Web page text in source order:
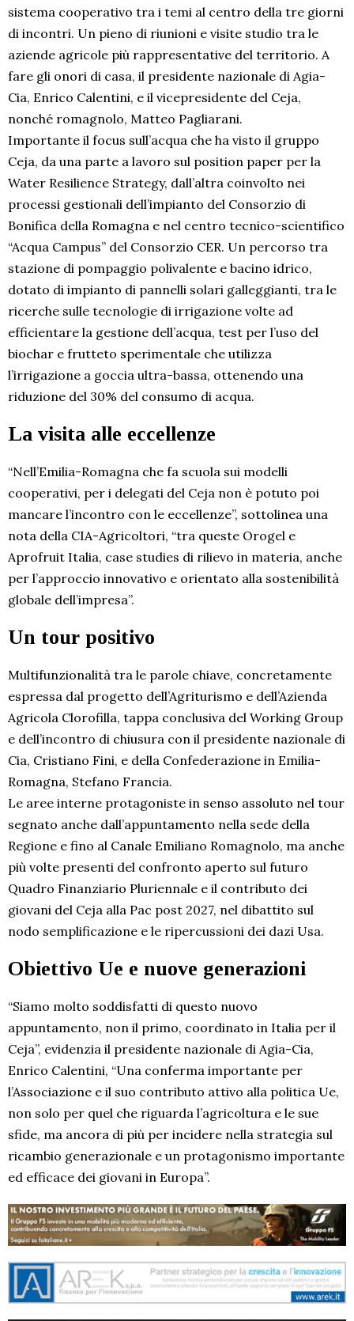
sistema cooperativo tra i temi al centro della tre giorni
di incontri. Un pieno di riunioni e visite studio tra le
aziende agricole più rappresentative del territorio. A
fare gli onori di casa, il presidente nazionale di Agia-
Cia, Enrico Calentini, e il vicepresidente del Ceja,
nonché romagnolo, Matteo Pagliarani.
Importante il focus sull’acqua che ha visto il gruppo
Ceja, da una parte a lavoro sul position paper per la
Water Resilience Strategy, dall’altra coinvolto nei
processi gestionali dell’impianto del Consorzio di
Bonifica della Romagna e nel centro tecnico-scientifico
“Acqua Campus” del Consorzio CER. Un percorso tra
stazione di pompaggio polivalente e bacino idrico,
dotato di impianto di pannelli solari galleggianti, tra le
ricerche sulle tecnologie di irrigazione volte ad
efficientare la gestione dell’acqua, test per l’uso del
biochar e frutteto sperimentale che utilizza
l’irrigazione a goccia ultra-bassa, ottenendo una
riduzione del 30% del consumo di acqua.
La visita alle eccellenze
“Nell’Emilia-Romagna che fa scuola sui modelli
cooperativi, per i delegati del Ceja non è potuto poi
mancare l’incontro con le eccellenze”, sottolinea una
nota della CIA-Agricoltori, “tra queste Orogel e
Aprofruit Italia, case studies di rilievo in materia, anche
per l’approccio innovativo e orientato alla sostenibilità
globale dell’impresa”.
Un tour positivo
Multifunzionalità tra le parole chiave, concretamente
espressa dal progetto dell’Agriturismo e dell’Azienda
Agricola Clorofilla, tappa conclusiva del Working Group
e dell’incontro di chiusura con il presidente nazionale di
Cia, Cristiano Fini, e della Confederazione in Emilia-
Romagna, Stefano Francia.
Le aree interne protagoniste in senso assoluto nel tour
segnato anche dall’appuntamento nella sede della
Regione e fino al Canale Emiliano Romagnolo, ma anche
più volte presenti del confronto aperto sul futuro
Quadro Finanziario Pluriennale e il contributo dei
giovani del Ceja alla Pac post 2027, nel dibattito sul
nodo semplificazione e le ripercussioni dei dazi Usa.
Obiettivo Ue e nuove generazioni
“Siamo molto soddisfatti di questo nuovo
appuntamento, non il primo, coordinato in Italia per il
Ceja”, evidenzia il presidente nazionale di Agia-Cia,
Enrico Calentini, “Una conferma importante per
l’Associazione e il suo contributo attivo alla politica Ue,
non solo per quel che riguarda l’agricoltura e le sue
sfide, ma ancora di più per incidere nella strategia sul
ricambio generazionale e un protagonismo importante
ed efficace dei giovani in Europa”.